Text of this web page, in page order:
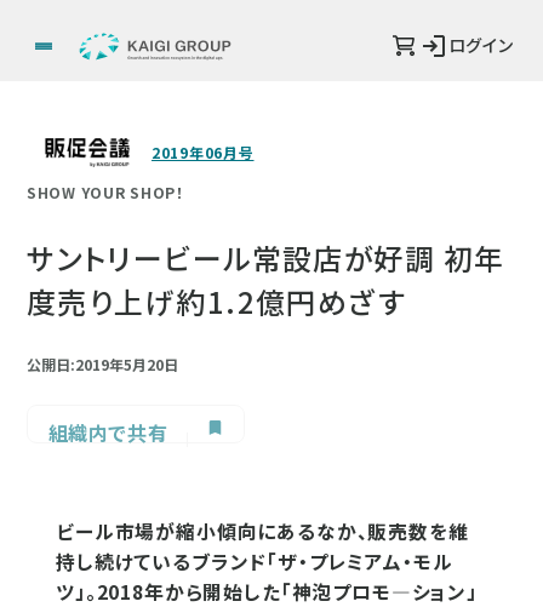
ログイン
2019年06月号
SHOW YOUR SHOP！
サントリービール常設店が好調 初年
度売り上げ約1.2億円めざす
公開日:2019年5月20日
組織内で共有
ビール市場が縮小傾向にあるなか、販売数を維
持し続けているブランド「ザ・プレミアム・モル
ツ」。2018年から開始した「神泡プロモ―ション」